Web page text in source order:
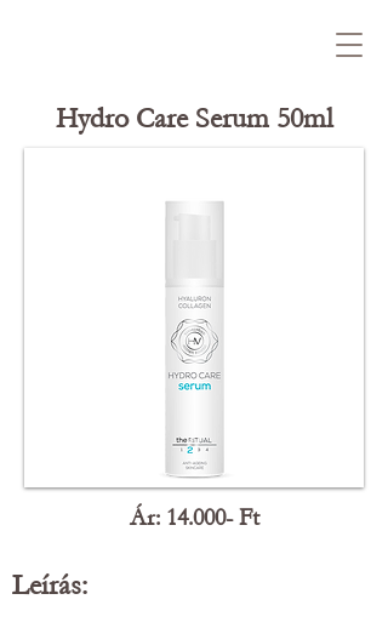
Hydro Care Serum 50ml
Ár: 14.000- Ft
Leírás: